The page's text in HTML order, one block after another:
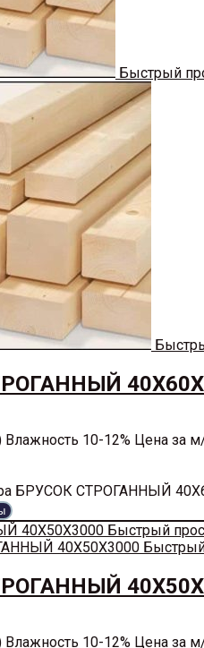
Быстрый
Влажность 10-12% Цена за
БРУСОК СТРОГАННЫЙ
Быстрый
Влажность 10-12% Цена за